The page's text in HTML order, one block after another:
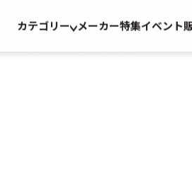
カテゴリー メーカー特集イベント